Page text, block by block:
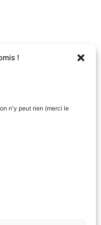
!
n'y peut rien (merci le